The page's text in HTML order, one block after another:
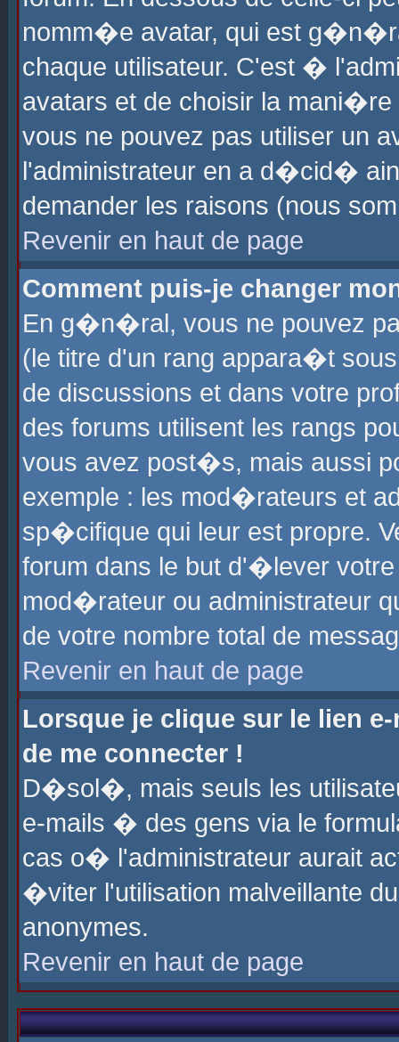
nomm�e avatar, qui est
chaque utilisateur. C'est �
avatars et de choisir la
vous ne pouvez pas utiliser un
l'administrateur en a d�cid�
demander les raisons (nous
Revenir en haut de page
Comment puis-je changer
En g�n�ral, vous ne pouvez
(le titre d'un rang appara�t
de discussions et dans votre
des forums utilisent les rangs
vous avez post�s, mais aussi
exemple : les mod�rateurs et
sp�cifique qui leur est propre.
forum dans le but d'�lever
mod�rateur ou administrateur
de votre nombre total de
Revenir en haut de page
Lorsque je clique sur le lien
de me connecter !
D�sol�, mais seuls les
e-mails � des gens via le
cas o� l'administrateur aurait
�viter l'utilisation malveillante
anonymes.
Revenir en haut de page